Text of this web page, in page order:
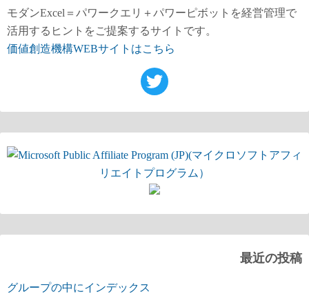
モダンExcel＝パワークエリ＋パワーピボットを経営管理で
活用するヒントをご提案するサイトです。
価値創造機構WEBサイトはこちら
最近の投稿
グループの中にインデックス